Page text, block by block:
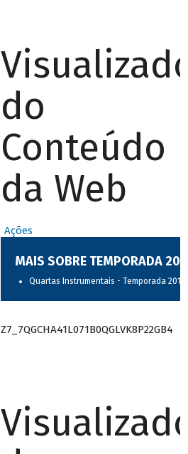
Visualizador
do
Conteúdo
da Web
Ações
MAIS SOBRE TEMPORADA 2017
Quartas Instrumentais - Temporada 2017
Z7_7QGCHA41L071B0QGLVK8P22GB4
Visualizador